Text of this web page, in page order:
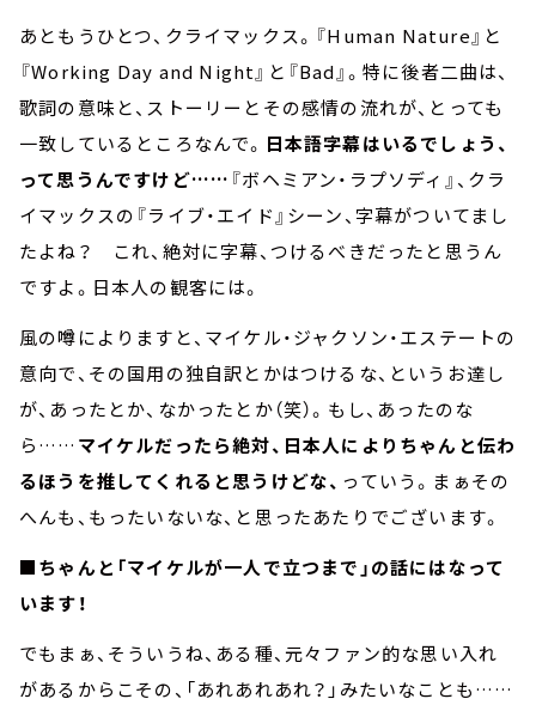
あともうひとつ、クライマックス。『Human Nature』と
『Working Day and Night』と『Bad』。特に後者二曲は、
歌詞の意味と、ストーリーとその感情の流れが、とっても
一致しているところなんで。 日本語字幕はいるでしょう、
って思うんですけど…… 『ボヘミアン・ラプソディ』、クラ
イマックスの『ライブ・エイド』シーン、字幕がついてまし
たよね？ これ、絶対に字幕、つけるべきだったと思うん
ですよ。日本人の観客には。
風の噂によりますと、マイケル・ジャクソン・エステートの
意向で、その国用の独自訳とかはつけるな、というお達し
が、あったとか、なかったとか（笑）。もし、あったのな
ら…… マイケルだったら絶対、日本人によりちゃんと伝わ
るほうを推してくれると思うけどな、 っていう。まぁその
へんも、もったいないな、と思ったあたりでございます。
■ちゃんと「マイケルが一人で立つまで」の話にはなって
います！
でもまぁ、そういうね、ある種、元々ファン的な思い入れ
があるからこその、「あれあれあれ？」みたいなことも……